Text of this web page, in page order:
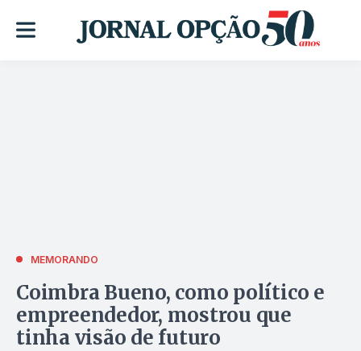
MEMORANDO
Coimbra Bueno, como político e
empreendedor, mostrou que
tinha visão de futuro